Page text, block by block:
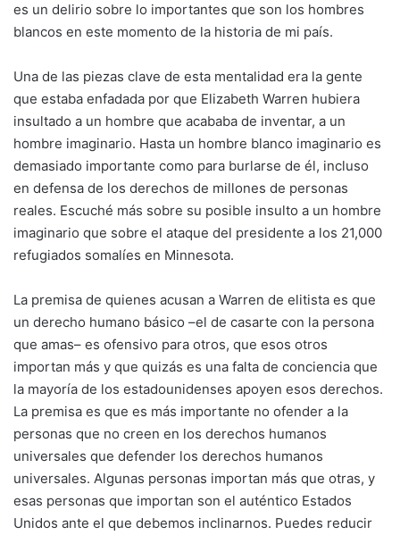
es un delirio sobre lo importantes que son los hombres
blancos en este momento de la historia de mi país.
Una de las piezas clave de esta mentalidad era la gente
que estaba enfadada por que Elizabeth Warren hubiera
insultado a un hombre que acababa de inventar, a un
hombre imaginario. Hasta un hombre blanco imaginario es
demasiado importante como para burlarse de él, incluso
en defensa de los derechos de millones de personas
reales. Escuché más sobre su posible insulto a un hombre
imaginario que sobre el ataque del presidente a los 21,000
refugiados somalíes en Minnesota.
La premisa de quienes acusan a Warren de elitista es que
un derecho humano básico –el de casarte con la persona
que amas– es ofensivo para otros, que esos otros
importan más y que quizás es una falta de conciencia que
la mayoría de los estadounidenses apoyen esos derechos.
La premisa es que es más importante no ofender a la
personas que no creen en los derechos humanos
universales que defender los derechos humanos
universales. Algunas personas importan más que otras, y
esas personas que importan son el auténtico Estados
Unidos ante el que debemos inclinarnos. Puedes reducir